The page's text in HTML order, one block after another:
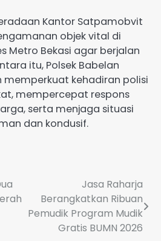
Kantor Satpamobvit
objek vital di
Metro Bekasi agar berjalan
itu, Polsek Babelan
memperkuat kehadiran polisi
mempercepat respons
serta menjaga situasi
dan kondusif.
Jasa Raharja
Berangkatkan Ribuan
Pemudik Program Mudik
Gratis BUMN 2026